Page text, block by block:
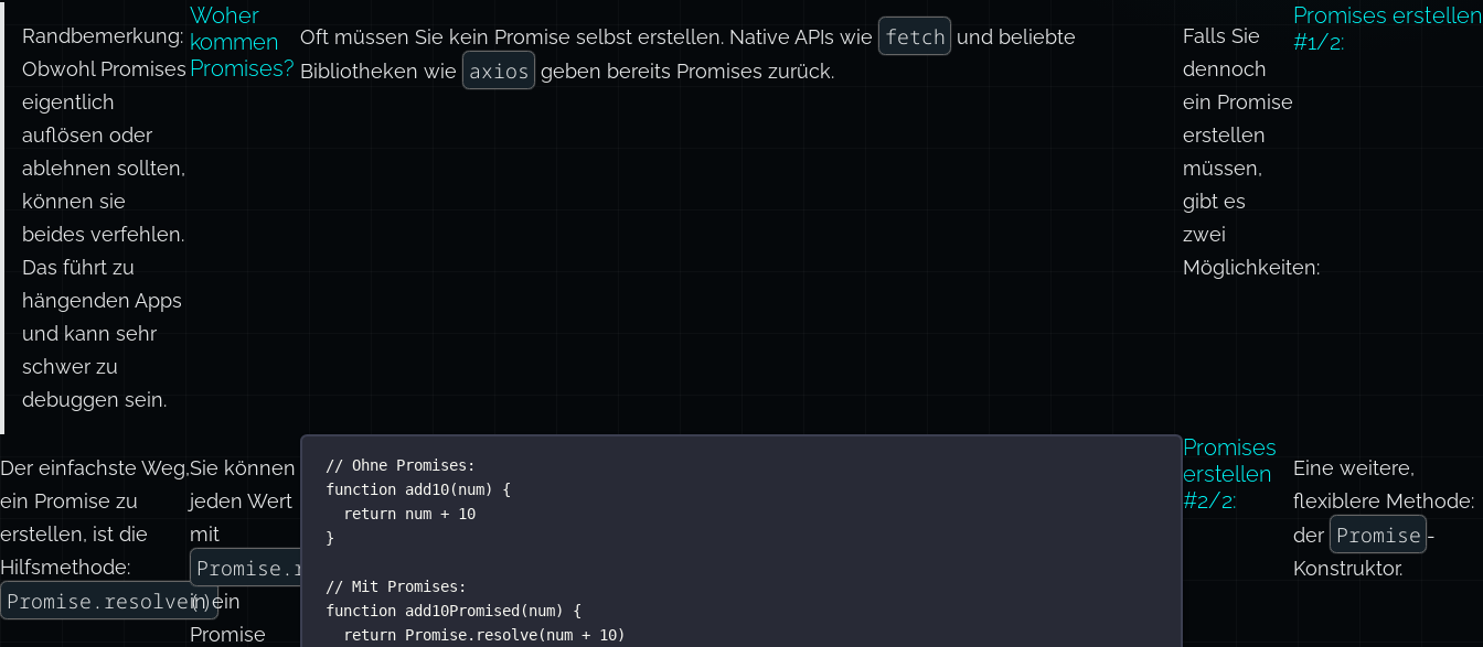
Randbemerkung:
Obwohl Promises
eigentlich
auflösen oder
ablehnen sollten,
können sie
beides verfehlen.
Das führt zu
hängenden Apps
und kann sehr
schwer zu
debuggen sein.
Woher
kommen
Promises?
Oft müssen Sie kein Promise selbst erstellen. Native APIs wie fetch und beliebte
Bibliotheken wie
axios geben bereits Promises zurück.
Falls Sie
dennoch
ein Promise
erstellen
müssen,
gibt es
zwei
Möglichkeiten:
Promises erstellen
#1/2:
Der einfachste Weg,
ein Promise zu
erstellen, ist die
Hilfsmethode:
Promise.resolve() .
Sie können
jeden Wert
mit
Promise.resolve(value)
in ein
Promise
// Ohne Promises:
function add10(num) {
return num + 10
}
// Mit Promises:
function add10Promised (num) {
return Promise. resolve(num + 10)
Promises
erstellen
#2/2:
Eine weitere,
flexiblere Methode:
der
Promise -
Konstruktor.